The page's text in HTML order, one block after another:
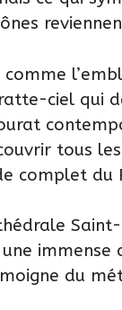
comme
ciel qui
tous
complet du
immense
du